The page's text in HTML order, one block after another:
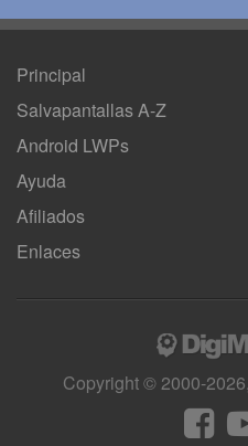
Principal
Salvapantallas A-Z
Android LWPs
Ayuda
Afiliados
Enlaces
Copyright © 2000-